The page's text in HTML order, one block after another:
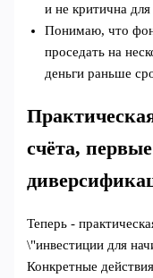
и не критична
Понимаю, что
проседать на
деньги раньше
счёта,
Теперь -
\"инвестиции для
Конкретные